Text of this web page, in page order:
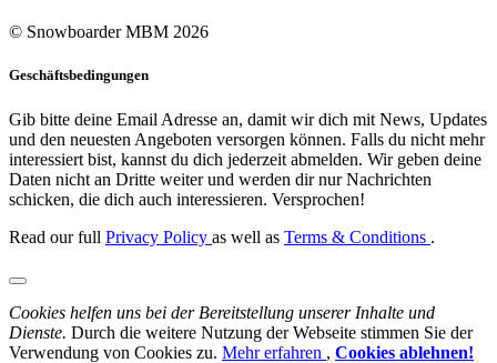
© Snowboarder MBM 2026
Geschäftsbedingungen
Gib bitte deine Email Adresse an, damit wir dich mit News, Updates
und den neuesten Angeboten versorgen können. Falls du nicht mehr
interessiert bist, kannst du dich jederzeit abmelden. Wir geben deine
Daten nicht an Dritte weiter und werden dir nur Nachrichten
schicken, die dich auch interessieren. Versprochen!
Read our full Privacy Policy as well as Terms & Conditions .
Cookies helfen uns bei der Bereitstellung unserer Inhalte und
Dienste. Durch die weitere Nutzung der Webseite stimmen Sie der
Verwendung von Cookies zu. Mehr erfahren , Cookies ablehnen!